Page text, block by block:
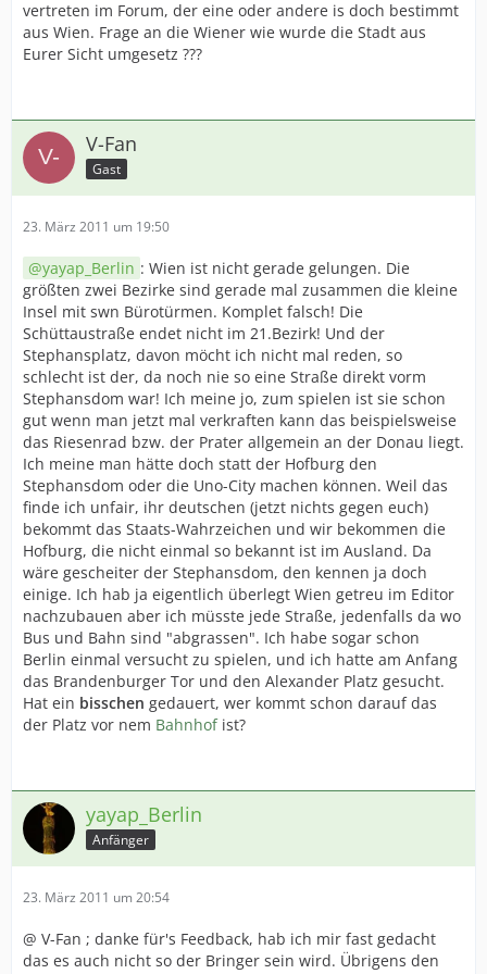
vertreten im Forum, der eine oder andere is doch bestimmt
aus Wien. Frage an die Wiener wie wurde die Stadt aus
Eurer Sicht umgesetz ???
V-Fan
Gast
23. März 2011 um 19:50
yayap_Berlin : Wien ist nicht gerade gelungen. Die
größten zwei Bezirke sind gerade mal zusammen die kleine
Insel mit swn Bürotürmen. Komplet falsch! Die
Schüttaustraße endet nicht im 21.Bezirk! Und der
Stephansplatz, davon möcht ich nicht mal reden, so
schlecht ist der, da noch nie so eine Straße direkt vorm
Stephansdom war! Ich meine jo, zum spielen ist sie schon
gut wenn man jetzt mal verkraften kann das beispielsweise
das Riesenrad bzw. der Prater allgemein an der Donau liegt.
Ich meine man hätte doch statt der Hofburg den
Stephansdom oder die Uno-City machen können. Weil das
finde ich unfair, ihr deutschen (jetzt nichts gegen euch)
bekommt das Staats-Wahrzeichen und wir bekommen die
Hofburg, die nicht einmal so bekannt ist im Ausland. Da
wäre gescheiter der Stephansdom, den kennen ja doch
einige. Ich hab ja eigentlich überlegt Wien getreu im Editor
nachzubauen aber ich müsste jede Straße, jedenfalls da wo
Bus und Bahn sind "abgrassen". Ich habe sogar schon
Berlin einmal versucht zu spielen, und ich hatte am Anfang
das Brandenburger Tor und den Alexander Platz gesucht.
Hat ein bisschen gedauert, wer kommt schon darauf das
der Platz vor nem Bahnhofist?
yayap_Berlin
Anfänger
23. März 2011 um 20:54
@ V-Fan ; danke für's Feedback, hab ich mir fast gedacht
das es auch nicht so der Bringer sein wird. Übrigens den